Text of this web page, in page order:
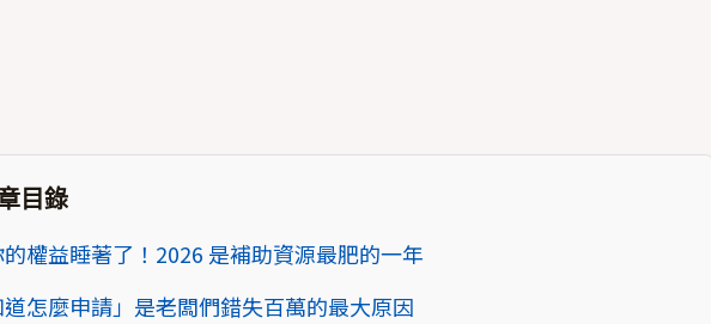
目錄
權益睡著了！2026 是補助資源最肥的一年
道怎麼申請」是老闆們錯失百萬的最大原因